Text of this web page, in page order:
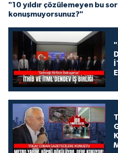
"10 yıldır çözülemeyen bu
konuşmuyorsunuz?"